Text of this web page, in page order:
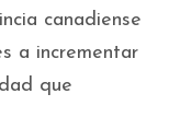
canadiense
a incrementar
que